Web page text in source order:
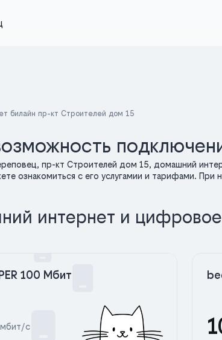
билайн пр-кт Строителей дом 15
пр-кт Строителей дом 15, домашний
ознакомиться с его услугамии и тарифами. При
интернет и
100 Мбит
мбит/с